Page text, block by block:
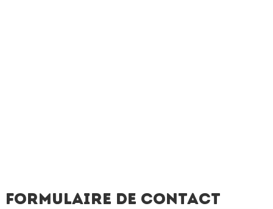
Formulaire de contact